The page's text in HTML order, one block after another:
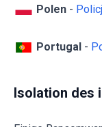
Polen -
Portugal -
Isolation des